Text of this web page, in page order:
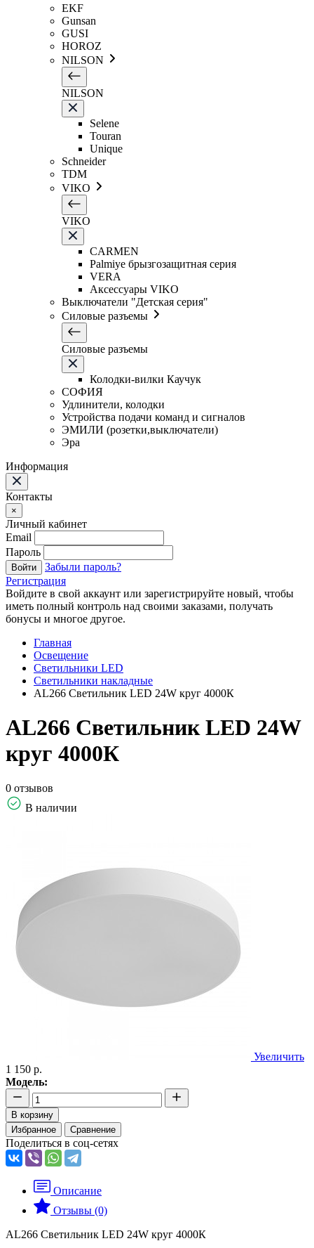
EKF
Gunsan
GUSI
HOROZ
NILSON
NILSON
Selene
Touran
Unique
Schneider
TDM
VIKO
VIKO
CARMEN
Palmiye брызгозащитная серия
VERA
Аксессуары VIKO
Выключатели "Детская серия"
Силовые разъемы
Силовые разъемы
Колодки-вилки Каучук
СОФИЯ
Удлинители, колодки
Устройства подачи команд и сигналов
ЭМИЛИ (розетки,выключатели)
Эра
Информация
Контакты
×
Личный кабинет
Email
Пароль
Войти
Забыли пароль?
Регистрация
Войдите в свой аккаунт или зарегистрируйте новый, чтобы
иметь полный контроль над своими заказами, получать
бонусы и многое другое.
Главная
Освещение
Светильники LED
Светильники накладные
AL266 Светильник LED 24W круг 4000К
AL266 Светильник LED 24W
круг 4000К
0 отзывов
В наличии
Увеличить
1 150 р.
Модель:
В корзину
Избранное
Сравнение
Поделиться в соц-сетях
Описание
Отзывы (0)
AL266 Светильник LED 24W круг 4000К